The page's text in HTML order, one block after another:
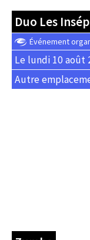
Duo Les
Événement
Le lundi 10 août
Autre